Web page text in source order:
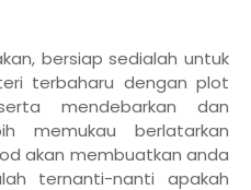
bersiap sedialah untuk
terbaharu dengan plot
mendebarkan dan
memukau berlatarkan
akan membuatkan anda
ternanti-nanti apakah